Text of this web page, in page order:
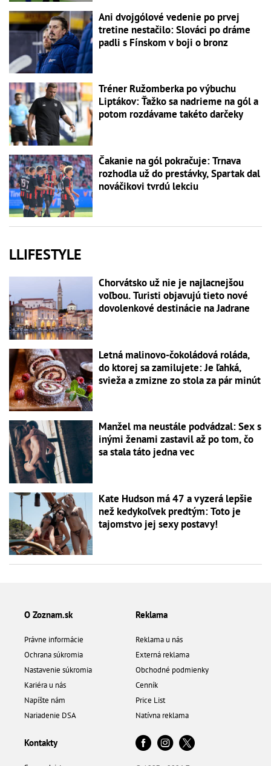
Ani dvojgólové vedenie po prvej
tretine nestačilo: Slováci po dráme
padli s Fínskom v boji o bronz
Tréner Ružomberka po výbuchu
Liptákov: Ťažko sa nadrieme na gól a
potom rozdávame takéto darčeky
Čakanie na gól pokračuje: Trnava
rozhodla už do prestávky, Spartak dal
nováčikovi tvrdú lekciu
LLIFESTYLE
Chorvátsko už nie je najlacnejšou
voľbou. Turisti objavujú tieto nové
dovolenkové destinácie na Jadrane
Letná malinovo-čokoládová roláda,
do ktorej sa zamilujete: Je ľahká,
svieža a zmizne zo stola za pár minút
Manžel ma neustále podvádzal: Sex s
inými ženami zastavil až po tom, čo
sa stala táto jedna vec
Kate Hudson má 47 a vyzerá lepšie
než kedykoľvek predtým: Toto je
tajomstvo jej sexy postavy!
O Zoznam.sk
Právne informácie
Ochrana súkromia
Nastavenie súkromia
Kariéra u nás
Napíšte nám
Nariadenie DSA
Reklama
Reklama u nás
Externá reklama
Obchodné podmienky
Cenník
Price List
Natívna reklama
Kontakty